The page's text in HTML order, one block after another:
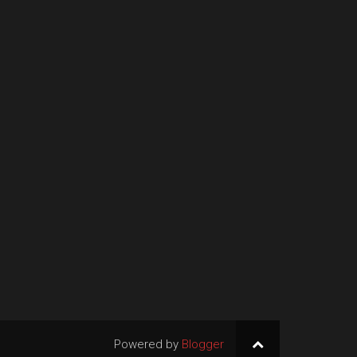
Powered by Blogger